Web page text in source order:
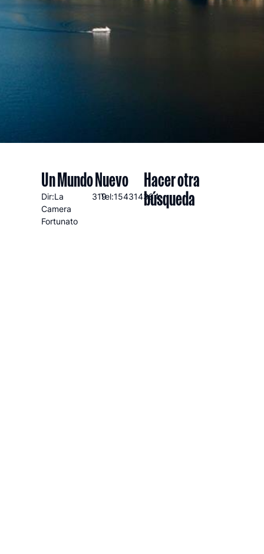
Un Mundo Nuevo
Dir:La
Camera
Fortunato
319Tel:154314384
Hacer otra
búsqueda